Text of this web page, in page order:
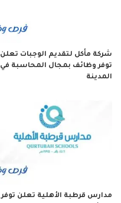
شركة مأكل لتقديم الوجبات تعلن
توفر وظائف بمجال المحاسبة في
المدينة
مدارس قرطبة الأهلية تعلن توفر